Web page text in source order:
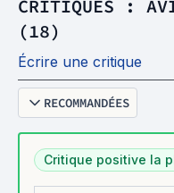
CRITIQUES :
(18)
Écrire une critique
RECOMMANDÉES
Critique positive la